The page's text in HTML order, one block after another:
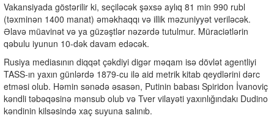
Vakansiyada göstərilir ki, seçiləcək şəxsə aylıq 81 min 990 rubl
(təxminən 1400 manat) əməkhaqqı və illik məzuniyyət veriləcək.
Əlavə müavinət və ya güzəştlər nəzərdə tutulmur. Müraciətlərin
qəbulu iyunun 10-dək davam edəcək.
Rusiya mediasının diqqət çəkdiyi digər məqam isə dövlət agentliyi
TASS-ın yaxın günlərdə 1879-cu ilə aid metrik kitab qeydlərini dərc
etməsi olub. Həmin sənədə əsasən, Putinin babası Spiridon İvanoviç
kəndli təbəqəsinə mənsub olub və Tver vilayəti yaxınlığındakı Dudino
kəndinin kilsəsində xaç suyuna salınıb.